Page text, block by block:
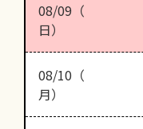
08/09（
日）
08/10（
月）